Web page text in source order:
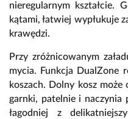
nieregularnym kształcie.
kątami, łatwiej wypłukuje
krawędzi.
Przy zróżnicowanym
mycia. Funkcja DualZone
koszach. Dolny kosz może
garnki, patelnie i naczynia
łagodniej z